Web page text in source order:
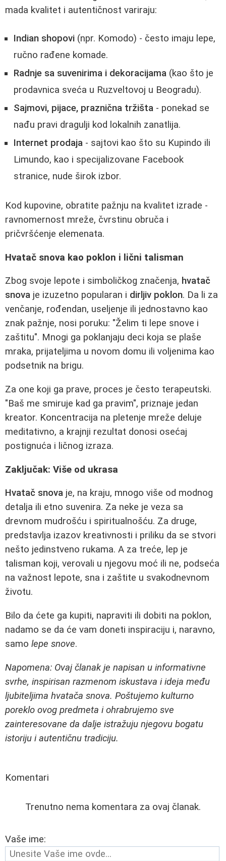
mada kvalitet i autentičnost variraju:
Indian shopovi (npr. Komodo) - često imaju lepe,
ručno rađene komade.
Radnje sa suvenirima i dekoracijama (kao što je
prodavnica sveća u Ruzveltovoj u Beogradu).
Sajmovi, pijace, praznična tržišta - ponekad se
nađu pravi dragulji kod lokalnih zanatlija.
Internet prodaja - sajtovi kao što su Kupindo ili
Limundo, kao i specijalizovane Facebook
stranice, nude širok izbor.
Kod kupovine, obratite pažnju na kvalitet izrade -
ravnomernost mreže, čvrstinu obruča i
pričvršćenje elemenata.
Hvatač snova kao poklon i lični talisman
Zbog svoje lepote i simboličkog značenja, hvatač
snova je izuzetno popularan i dirljiv poklon. Da li za
venčanje, rođendan, useljenje ili jednostavno kao
znak pažnje, nosi poruku: "Želim ti lepe snove i
zaštitu". Mnogi ga poklanjaju deci koja se plaše
mraka, prijateljima u novom domu ili voljenima kao
podsetnik na brigu.
Za one koji ga prave, proces je često terapeutski.
"Baš me smiruje kad ga pravim", priznaje jedan
kreator. Koncentracija na pletenje mreže deluje
meditativno, a krajnji rezultat donosi osećaj
postignuća i ličnog izraza.
Zaključak: Više od ukrasa
Hvatač snova je, na kraju, mnogo više od modnog
detalja ili etno suvenira. Za neke je veza sa
drevnom mudrošću i spiritualnošću. Za druge,
predstavlja izazov kreativnosti i priliku da se stvori
nešto jedinstveno rukama. A za treće, lep je
talisman koji, verovali u njegovu moć ili ne, podseća
na važnost lepote, sna i zaštite u svakodnevnom
životu.
Bilo da ćete ga kupiti, napraviti ili dobiti na poklon,
nadamo se da će vam doneti inspiraciju i, naravno,
samo lepe snove.
Napomena: Ovaj članak je napisan u informativne
svrhe, inspirisan razmenom iskustava i ideja među
ljubiteljima hvatača snova. Poštujemo kulturno
poreklo ovog predmeta i ohrabrujemo sve
zainteresovane da dalje istražuju njegovu bogatu
istoriju i autentičnu tradiciju.
Komentari
Trenutno nema komentara za ovaj članak.
Vaše ime: